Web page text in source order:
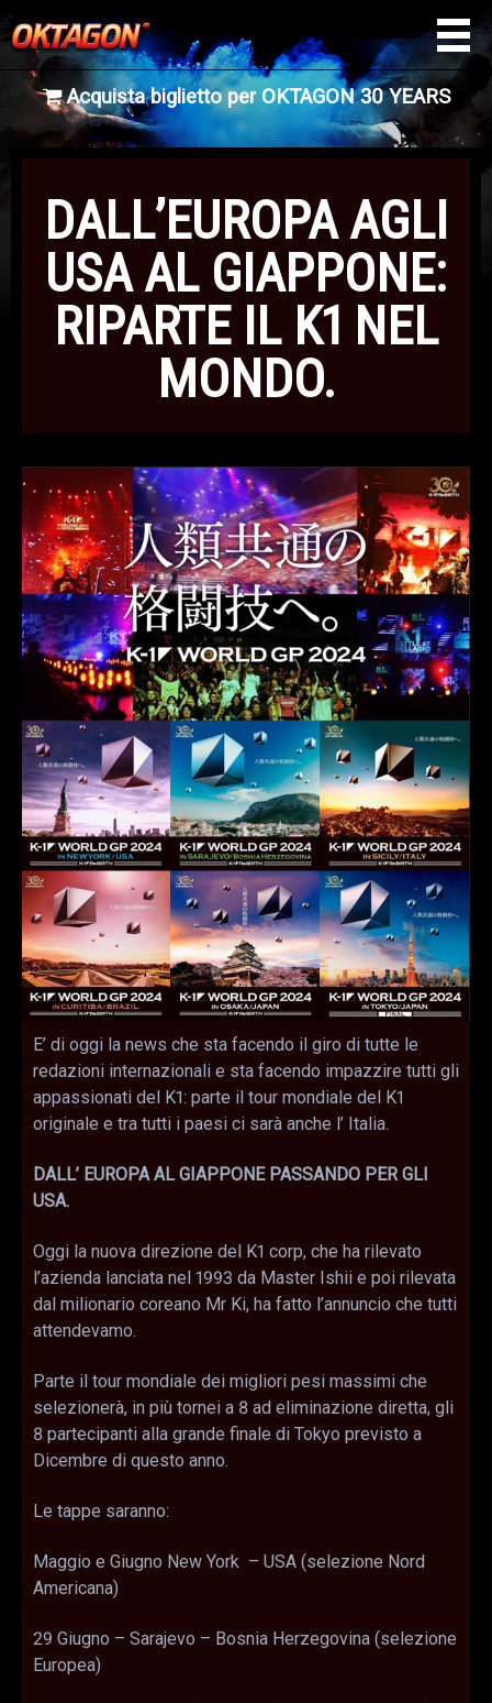
Acquista biglietto per OKTAGON 30 YEARS
DALL’EUROPA AGLI
USA AL GIAPPONE:
RIPARTE IL K1 NEL
MONDO.
E’ di oggi la news che sta facendo il giro di tutte le
redazioni internazionali e sta facendo impazzire tutti gli
appassionati del K1: parte il tour mondiale del K1
originale e tra tutti i paesi ci sarà anche l’ Italia.
DALL’ EUROPA AL GIAPPONE PASSANDO PER GLI
USA.
Oggi la nuova direzione del K1 corp, che ha rilevato
l’azienda lanciata nel 1993 da Master Ishii e poi rilevata
dal milionario coreano Mr Ki, ha fatto l’annuncio che tutti
attendevamo.
Parte il tour mondiale dei migliori pesi massimi che
selezionerà, in più tornei a 8 ad eliminazione diretta, gli
8 partecipanti alla grande finale di Tokyo previsto a
Dicembre di questo anno.
Le tappe saranno:
Maggio e Giugno New York – USA (selezione Nord
Americana)
29 Giugno – Sarajevo – Bosnia Herzegovina (selezione
Europea)